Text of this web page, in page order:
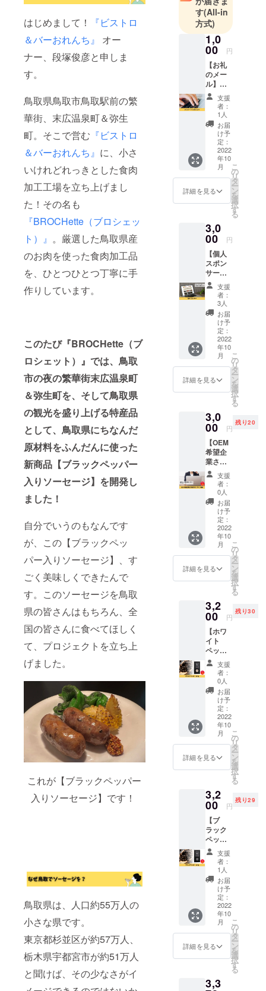
はじめまして！
『ビストロ
＆バーおれんち』
オー
ナー、段塚俊彦と申しま
す。
鳥取県鳥取市鳥取駅前の繁
華街、末広温泉町＆弥生
町。そこで営む 『ビストロ
＆バーおれんち』 に、小さ
いけれどれっきとした食肉
加工工場を立ち上げまし
た！その名も
『BROCHette（ブロシェッ
ト）』 。厳選した鳥取県産
のお肉を使った食肉加工品
を、ひとつひとつ丁寧に手
作りしています。
このたび『BROCHette（ブ
ロシェット）』では、鳥取
市の夜の繁華街末広温泉町
＆弥生町を、そして鳥取県
の観光を盛り上げる特産品
として、鳥取県にちなんだ
原材料をふんだんに使った
新商品【ブラックペッパー
入りソーセージ】を開発し
ました！
自分でいうのもなんです
が、この【ブラックペッ
パー入りソーセージ】、す
ごく美味しくできたんで
す。このソーセージを鳥取
県の皆さんはもちろん、全
国の皆さんに食べてほしく
て、プロジェクトを立ち上
げました。
これが【ブラックペッパー
入りソーセージ】です！
鳥取県は、人口約55万人の
小さな県です。
東京都杉並区が約57万人、
栃木県宇都宮市が約51万人
と聞けば、その少なさがイ
精力的にプ
ロデュース
し様々な人
脈を得る。
料理やイベ
ント、音楽
を通じて日
本中、世界
中に友人が
でき様々な
アーティス
トとも一緒
に仕事の経
験がある。
現在、ビス
トロと食肉
運営。コロ
ナ禍で街中
活性化のた
めの「炎の
宴実行委員
会」のプロ
デュース。
湖山池グラ
ンピングレ
ストランコ
ンサル料理
なイベント
ブッキング
や、料理プ
ロデュース
もしてい
す(All-in
方式)
1,0
00 円
【お礼
のメー
ル】
BROCH
ette（
ブロ
シェッ
ト）を
ただた
だ応援
したい
人向け
のリ
ターン
です。
BROCH
ブロ
シェッ
ト）代
表・段
塚 俊
彦から
熱いお
礼の
メール
をお送
りさせ
ていた
だきま
す。 な
お、支
援時に
上乗せ
援の気
持ちの
上乗
せ、大
歓迎で
す！
支援
者：
1人
お届
け予
定：
2022
年10
月
詳細を見る
こ
の
リ
タ
ー
ン
を
選
択
す
る
3,0
00 円
【個人
スポン
サー】
BROCH
ette（
ブロ
シェッ
ト）の
個人ス
ポン
サーに
なれる
権利で
す。
BROCH
ette（
シェッ
ト）の
HPに支
援者と
してお
名前を
掲載さ
せてい
ただき
ます。
あなた
のお名
前を
BROCH
ette（
ブロ
シェッ
ます。
https://
www.or
enchi.s
hop/roa
stchick
en ※掲
載する
お名前
を備考
欄にご
記入く
ださ
い。 ※
ニック
ネーム
でのご
掲載期
間は
2022年
11月か
ら1年間
です。
支援
者：
3人
お届
け予
定：
2022
年10
月
詳細を見る
こ
の
リ
タ
ー
ン
を
選
択
す
る
3,0
00 円
残り20
【OEM
希望企
業さま
向けオ
ンライ
ン相
談】 農
家さ
ん、精
肉業者
さま向
けに、
オンラ
インで
OEMの
ご相談
けしま
す！ あ
なたの
商品を
もっと
広く
知って
ほし
い、と
いう想
いを形
にする
ための
ヒント
になる
かも？
※相談時
です。
※日時は
別途お
打合せ
させて
いただ
きま
す。
支援
者：
0人
お届
け予
定：
2022
年10
月
詳細を見る
こ
の
リ
タ
ー
ン
を
選
択
す
る
3,2
00 円
残り30
【ホワ
イト
ペッ
パー
100g】
カンボ
ジアか
らトル
コへの
友好の
贈答品
に唯一
選ばれ
るとい
う最高
級のブ
胡椒
「カン
ポット
ペッ
パー」
のホワ
イト
ペッ
パーで
す。 香
り、辛
味がブ
ラック
ペッ
パーよ
り控え
めなの
ます！
支援
者：
0人
お届
け予
定：
2022
年10
月
詳細を見る
こ
の
リ
タ
ー
ン
を
選
択
す
る
3,2
00 円
残り29
【ブ
ラック
ペッ
パー
100g】
カンボ
ジアか
らトル
コへの
友好の
贈答品
に唯一
選ばれ
るとい
う最高
級のブ
胡椒
支援
者：
1人
お届
け予
定：
2022
年10
月
詳細を見る
こ
の
リ
タ
ー
ン
を
選
択
す
る
3,3